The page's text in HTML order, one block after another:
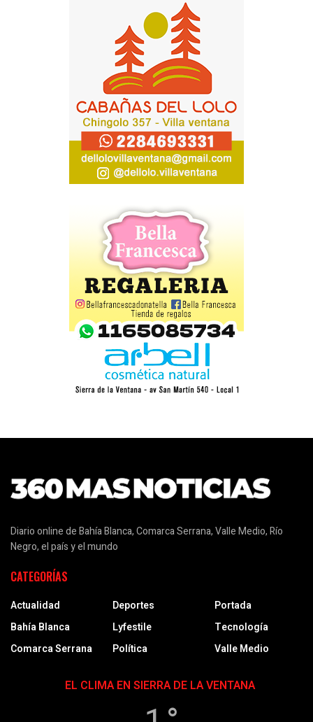
Diario online de Bahía Blanca, Comarca Serrana, Valle Medio, Río
Negro, el país y el mundo
CATEGORÍAS
Actualidad
Bahía Blanca
Comarca Serrana
Deportes
Lyfestile
Política
Portada
Tecnología
Valle Medio
EL CLIMA EN SIERRA DE LA VENTANA